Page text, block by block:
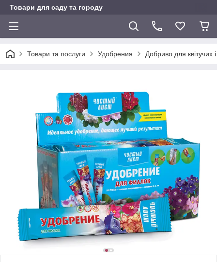
Товари для саду та городу
Товари та послуги Удобрения Добриво для квітучих